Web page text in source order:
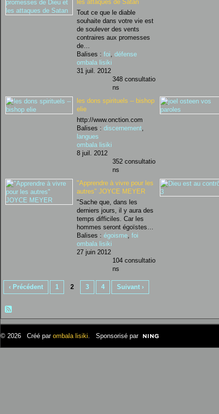
les attaques de Satan
Tout ce que le diable
souhaite dans votre vie est
de soulever des vents
contraires aux promesses
de…
Balises : foi, défense
ombala lisiki
31 juil. 2012
348 consultatio
ns
les dons spirituels -- bishop
elie
http://www.onction.com
Balises : discernement,
langues
ombala lisiki
8 juil. 2012
352 consultatio
ns
"Apprendre à vivre pour les
autres" JOYCE MEYER
"Sache que, dans les
derniers jours, il y aura des
temps difficiles. Car les
hommes seront égoïstes…
Balises : égoisme, foi
ombala lisiki
27 juin 2012
104 consultatio
ns
‹ Précédent 1 2 3 4 Suivant ›
© 2026 Créé par ombala lisiki. Sponsorisé par